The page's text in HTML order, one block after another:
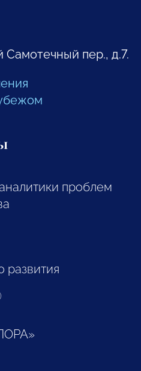
Самотечный пер., д.7.
проблем
развития